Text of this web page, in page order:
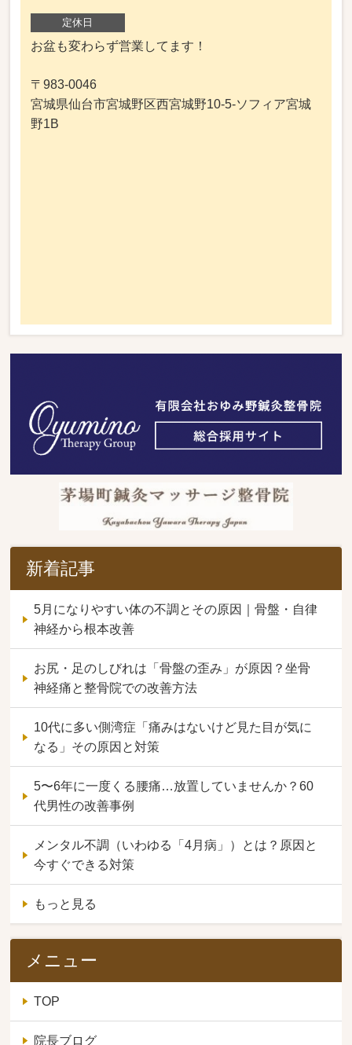
定休日
お盆も変わらず営業してます！
〒983-0046
宮城県仙台市宮城野区西宮城野10-5-ソフィア宮城
野1B
新着記事
5月になりやすい体の不調とその原因｜骨盤・自律
神経から根本改善
お尻・足のしびれは「骨盤の歪み」が原因？坐骨
神経痛と整骨院での改善方法
10代に多い側湾症「痛みはないけど見た目が気に
なる」その原因と対策
5〜6年に一度くる腰痛…放置していませんか？60
代男性の改善事例
メンタル不調（いわゆる「4月病」）とは？原因と
今すぐできる対策
もっと見る
メニュー
TOP
院長ブログ